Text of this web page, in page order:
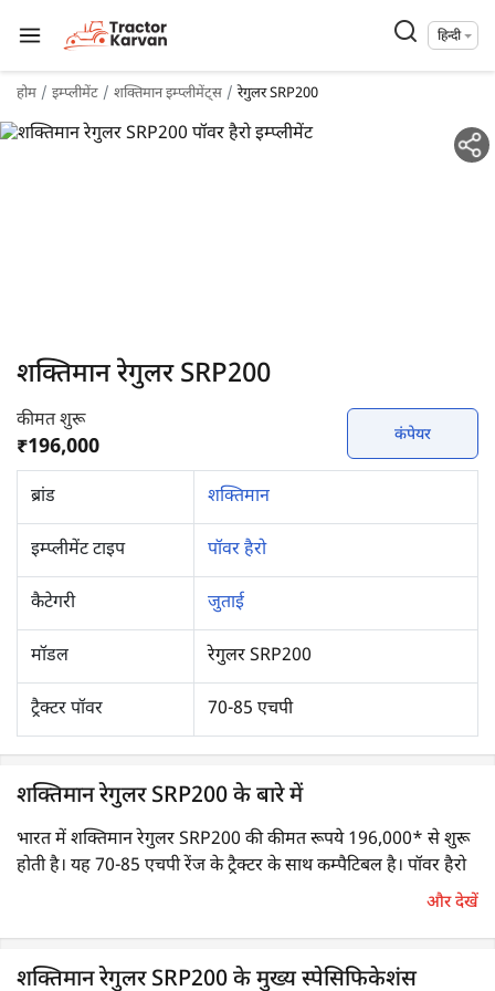
हिन्दी
होम इम्प्लीमेंट शक्तिमान इम्प्लीमेंट्स रेगुलर SRP200
शक्तिमान रेगुलर SRP200
कीमत शुरू
₹196,000 कंपेयर
ब्रांड शक्तिमान
इम्प्लीमेंट टाइप पॉवर हैरो
कैटेगरी जुताई
मॉडल रेगुलर SRP200
ट्रैक्टर पॉवर 70-85 एचपी
शक्तिमान रेगुलर SRP200 के बारे में
भारत में शक्तिमान रेगुलर SRP200 की कीमत रूपये 196,000* से शुरू
होती है। यह 70-85 एचपी रेंज के ट्रैक्टर के साथ कम्पैटिबल है। पॉवर हैरो
एक हाई परफोर्मेंस वाला कृषि उपकरण है, जिसका उपयोग मुख्य रूप से
पीसने एवं एक आदर्श सीड बेड बनाने के लिए मिट्टी को एक समान वितरित
करने के लिए किया जाता है।
और देखें
शक्तिमान रेगुलर SRP200 के मुख्य स्पेसिफिकेशंस